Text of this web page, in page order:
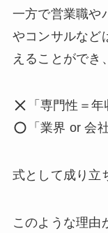
一方で営業職や
やコンサルなど
えることができ、
「専門性＝
「業界 or 会
式として成り立
このような理由